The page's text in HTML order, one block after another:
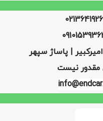
| پاساژ سپهر
مقدور نیست